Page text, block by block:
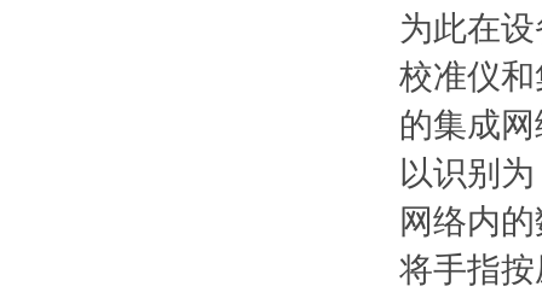
为此在
校准仪
的集成
以识别
网络内
将手指